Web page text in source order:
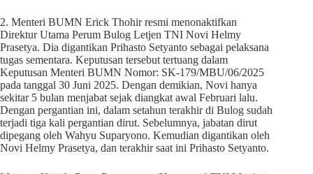
2. Menteri BUMN Erick Thohir resmi menonaktifkan
Direktur Utama Perum Bulog Letjen TNI Novi Helmy
Prasetya. Dia digantikan Prihasto Setyanto sebagai pelaksana
tugas sementara. Keputusan tersebut tertuang dalam
Keputusan Menteri BUMN Nomor: SK-179/MBU/06/2025
pada tanggal 30 Juni 2025. Dengan demikian, Novi hanya
sekitar 5 bulan menjabat sejak diangkat awal Februari lalu.
Dengan pergantian ini, dalam setahun terakhir di Bulog sudah
terjadi tiga kali pergantian dirut. Sebelumnya, jabatan dirut
dipegang oleh Wahyu Suparyono. Kemudian digantikan oleh
Novi Helmy Prasetya, dan terakhir saat ini Prihasto Setyanto.